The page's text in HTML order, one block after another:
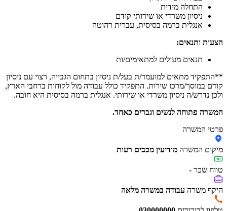
התחלה מידית
ניסיון משרדי או שירותי קודם
אנגלית ברמה בסיסית, עברית רהוטה
הצעות ותנאים:
תנאים מעולים למתאימים/ות
**התפקיד מתאים למועמד/ת בעל/ת ניסיון בתחום הגבייה, רצוי עם ניסיון
קודם במוסך/מרכז שירות. התפקיד כולל עבודה מול לקוחות ברחבי הארץ,
ולכן נדרש/ה ניסיון משרדי או שירותי. אנגלית ברמה בסיסית היא חובה.
המשרה פתוחה לנשים וגברים כאחד.
פרטי המשרה
מיקום המשרה מודיעין מכבים רעות
טווח שכר -
היקף משרה עבודה במשרה מלאה